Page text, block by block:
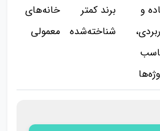
و
برند کمتر
شناخته‌شده
خانه‌های
معمولی